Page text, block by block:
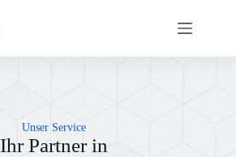
Unser Service
Ihr Partner in